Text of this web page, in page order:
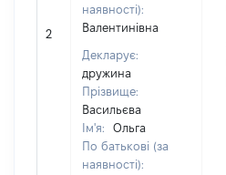
2
наявності):
Валентинівна
Декларує:
дружина
Прізвище:
Васильєва
Ім'я:
Ольга
По батькові (за
наявності):